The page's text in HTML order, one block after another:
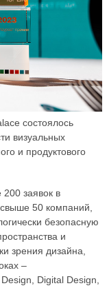
состоялось
визуальных
и продуктового
заявок в
50 компаний,
безопасную
и
зрения дизайна,
–
Digital Design,